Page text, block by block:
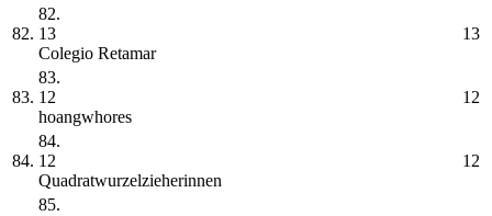
82.
82.
13
Colegio Retamar
13
83.
83.
12
hoangwhores
12
84.
84.
12
Quadratwurzelzieherinnen
12
85.